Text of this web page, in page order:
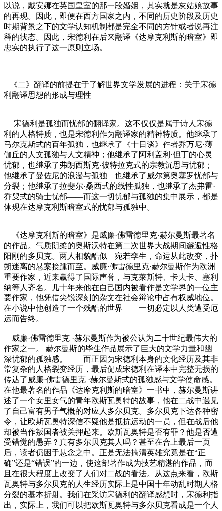
以说，戴安娜在英国皇室的那一段婚姻，其实就是灰姑娘故事
的再现。因此，即便在西方国家之内，不同的历史阶段及历史
时期背景之下的文学认知机制都是完全不同的方针或者说再注
释的状态。因此，宋德利在后来翻译《达摩克利斯的暗室》即
忠实的执行了这一原则立场。
《二》翻译的前提在于了解世界文学发展的进程：关于宋德
利翻译思想的形成与理性
宋德利是孤独而忧郁的翻译家。这不仅仅是属于诗人宋德
利的人格特质，也是宋德利作为翻译家的精神特质。他继承了
马尔克斯式的百年孤独，也继承了《十日谈》作者乔万尼·薄
伽丘的人文孤独与人文精神；他继承了阿利盖利·但丁的心灵
忧郁，也继承了弗朗西斯克·彼特拉克式的宗教沉思与忧郁；
他继承了曼佐尼的浪漫与孤独，也继承了威尔第奥塞罗忧郁与
分裂；他继承了拉斐尔·桑西式的线性孤独，也继承了杰弗雷·
乔叟式的骑士忧郁——而这一切忧郁与孤独的集中展示，都是
体现在达摩克利斯暗室式的忧郁与孤独中。
《达摩克利斯的暗室》是威廉·佛雷德里克·赫尔曼斯最著名
的作品。气质阴柔的奥斯沃特在第二次世界大战期间邂逅性格
阳刚的多贝克。两人相貌酷似，宛若孪生，命运从此改变，扑
朔迷离的悬案接踵而至。威廉·佛雷德里克·赫尔曼斯作为欧洲
重要作家，近来赢得了国际声誉，与克莱斯特、卡夫卡、塞利
纳等人齐名。几十年来他在自己国内被看作是文学界的一位主
要作家，他凭借尖锐深刻的杂文在社会辩论中占有权威地位。
在小说中他创造了一个残酷的世界——一切必定以人类遭受厄
运而告终。
威廉·佛雷德里克 ·赫尔曼斯作为被公认为二十世纪最伟大的
作家之一。 赫尔曼斯的毕生作品展示了巨大的文学力量和幽
深忧郁的孤独感。——而正因为宋德利本身的文化经历及其非
常复杂的人格裂变经历，最后促成宋德利在译本中完整无损的
传达了威廉·佛雷德里克 ·赫尔曼斯式的孤独感与文学使命感。
在他最著名的作品《达摩克利斯的暗室》一书中，赫尔曼斯讲
述了一个女里女气的青年欧斯瓦奥特的故事，他在二战中遇见
了自己富有男子气概的对应人多尔贝克。多尔贝克下达各种密
令，让欧斯瓦奥特深信不疑他是抵抗运动的一员，但在战后他
却被当作叛国者被关押起来。欧斯瓦奥特是否有罪？他是否遭
受错觉的愚弄？真有多尔贝克其人吗？甚至在合上最后一页
后，读者仍困于悬念之中。正是无法搞清英雄究竟是在“正
确”还是“错误”的一边，使这部著作成为技艺精湛的作品，而
且在很大程度上改变了人们对二战的看法。从这点来看，欧斯
瓦奥特与多尔贝克的人生经历实际上是中国十年动乱时期人格
分裂的基本折射。我们在采访宋德利的翻译感想时，宋德利指
出，实际上，我们可以把欧斯瓦奥特与多尔贝克看成是一个人